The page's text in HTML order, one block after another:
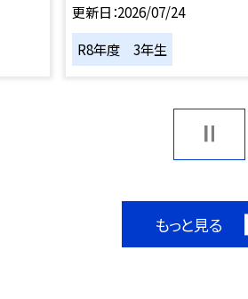
更新日 2026/07/24
R8年度 3年生
もっと見る